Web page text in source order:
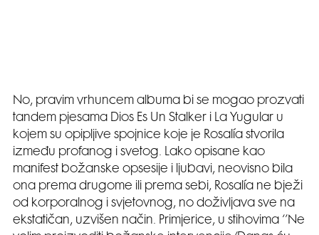
No, pravim vrhuncem albuma bi se mogao prozvati
tandem pjesama Dios Es Un Stalker i La Yugular u
kojem su opipljive spojnice koje je Rosalía stvorila
između profanog i svetog. Lako opisane kao
manifest božanske opsesije i ljubavi, neovisno bila
ona prema drugome ili prema sebi, Rosalía ne bježi
od korporalnog i svjetovnog, no doživljava sve na
ekstatičan, uzvišen način. Primjerice, u stihovima ‘’Ne